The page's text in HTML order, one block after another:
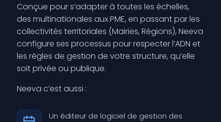
Conçue pour s’adapter à toutes les échelles,
des multinationales aux PME, en passant par les
collectivités territoriales (Mairies, Régions), Neeva
configure ses processus pour respecter l’ADN et
les règles de gestion de votre structure, qu’elle
soit privée ou publique.
Neeva c’est aussi :
Un éditeur de logiciel de gestion des